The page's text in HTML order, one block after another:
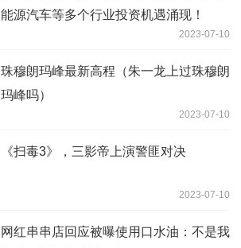
能源汽车等多个行业投资机遇涌现！
2023-07-10
珠穆朗玛峰最新高程（朱一龙上过珠穆朗
玛峰吗）
2023-07-10
《扫毒3》，三影帝上演警匪对决
2023-07-10
网红串串店回应被曝使用口水油：不是我